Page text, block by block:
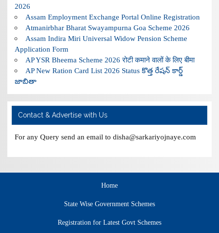
2026
Assam Employment Exchange Portal Online Registration
Atmanirbhar Bharat Swayampurna Goa Scheme 2026
Assam Indira Miri Universal Widow Pension Scheme
Application Form
AP YSR Bheema Scheme 2026 रोटी कमाने वालों के लिए बीमा
AP New Ration Card List 2026 Status కొత్త రేషన్ కార్డ్
జాబితా
Contact & Advertise with Us
For any Query send an email to disha@sarkariyojnaye.com
Home
State Wise Government Schemes
Registration for Latest Govt Schemes